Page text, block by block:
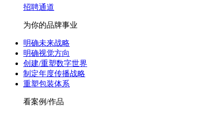
招聘通道
为你的品牌事业
明确未来战略
明确视觉方向
创建/重塑数字世界
制定年度传播战略
重塑包装体系
看案例/作品